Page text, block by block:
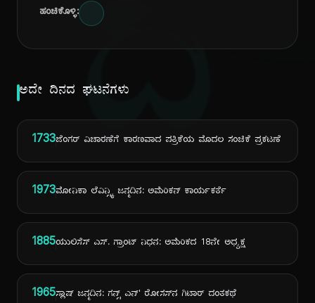
ದಿ
ಹಂಚಿಕೊಳ್ಳಿ:
ಅದೇ ದಿನದ ಘಟನೆಗಳು
1733ಜೆಂಗರ್ ವಿಚಾರಣೆಗೆ ಕಾರಣವಾದ ಪತ್ರಿಕೆಯ ಮೊದಲ ಸಂಚಿಕೆ ಪ್ರಕಟಣೆ
1973ಮೋನಿಕಾ ಲೆವಿನ್ಸ್ಕಿ ಜನ್ಮದಿನ: ಅಮೆರಿಕನ್ ಕಾರ್ಯಕರ್ತೆ
1885ಯುಲಿಸೆಸ್ ಎಸ್. ಗ್ರಾಂಟ್ ನಿಧನ: ಅಮೆರಿಕದ 18ನೇ ಅಧ್ಯಕ್ಷ
1965ಸ್ಲಾಷ್ ಜನ್ಮದಿನ: ಗನ್ಸ್ ಎನ್' ರೋಸಸ್‌ನ ಗಿಟಾರ್ ದಂತಕಥೆ